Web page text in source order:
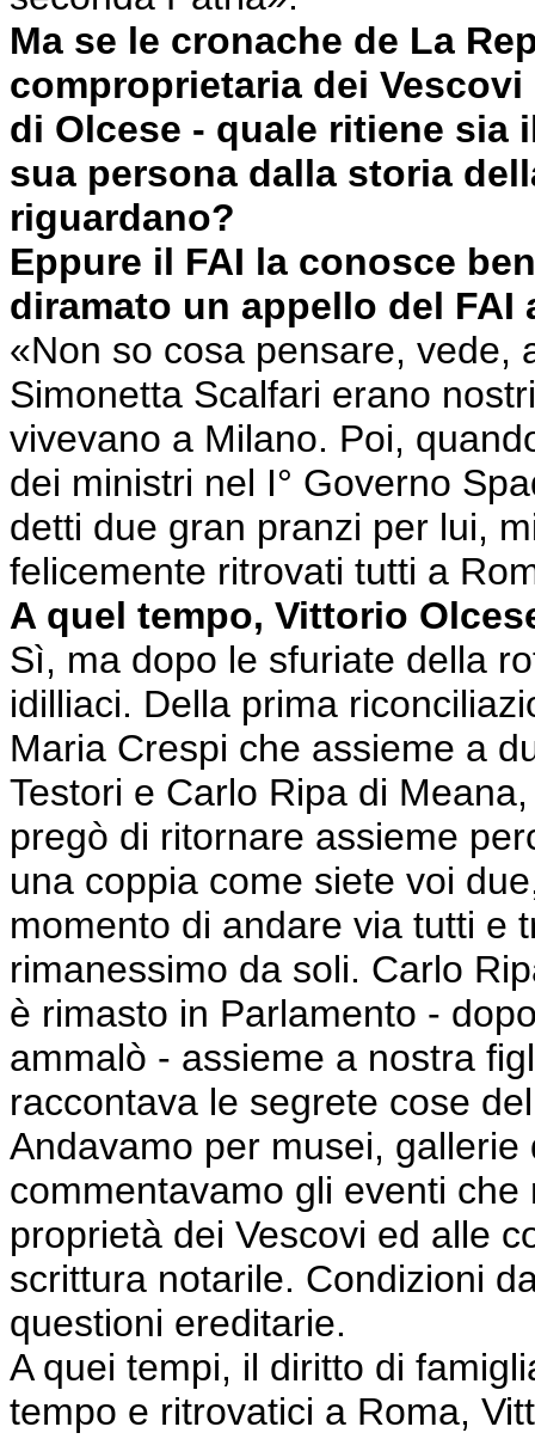
Ma se le cronache de La
comproprietaria dei
di Olcese - quale ritiene sia
sua persona dalla storia
riguardano?
Eppure il FAI la conosce
diramato un appello del
«Non so cosa pensare, vede,
Simonetta Scalfari erano
vivevano a Milano. Poi,
dei ministri nel I° Governo
detti due gran pranzi per lui,
felicemente ritrovati tutti a
A quel tempo, Vittorio
Sì, ma dopo le sfuriate della
idilliaci. Della prima
Maria Crespi che assieme a
Testori e Carlo Ripa di
pregò di ritornare assieme
una coppia come siete voi
momento di andare via tutti e
rimanessimo da soli. Carlo
è rimasto in Parlamento -
ammalò - assieme a nostra
raccontava le segrete cose
Andavamo per musei,
commentavamo gli eventi
proprietà dei Vescovi ed alle
scrittura notarile. Condizioni
questioni ereditarie.
A quei tempi, il diritto di
tempo e ritrovatici a Roma,